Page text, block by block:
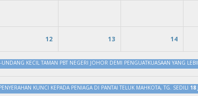
12 13 14
KECIL TAMAN PBT NEGERI JOHOR DEMI PENGUATKUASAAN YANG
KUNCI KEPADA PENIAGA DI PANTAI TELUK MAHKOTA, TG. SEDILI 18